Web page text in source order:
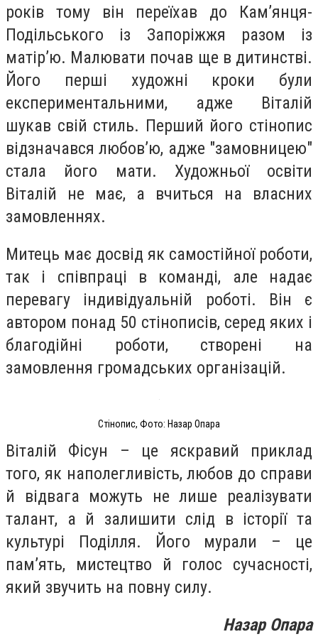
років тому він переїхав до Кам’янця-
Подільського із Запоріжжя разом із
матір’ю. Малювати почав ще в дитинстві.
Його перші художні кроки були
експериментальними, адже Віталій
шукав свій стиль. Перший його стінопис
відзначався любов’ю, адже "замовницею"
стала його мати. Художньої освіти
Віталій не має, а вчиться на власних
замовленнях.
Митець має досвід як самостійної роботи,
так і співпраці в команді, але надає
перевагу індивідуальній роботі. Він є
автором понад 50 стінописів, серед яких і
благодійні роботи, створені на
замовлення громадських організацій.
Стінопис, Фото: Назар Опара
Віталій Фісун – це яскравий приклад
того, як наполегливість, любов до справи
й відвага можуть не лише реалізувати
талант, а й залишити слід в історії та
культурі Поділля. Його мурали – це
пам’ять, мистецтво й голос сучасності,
який звучить на повну силу.
Назар Опара